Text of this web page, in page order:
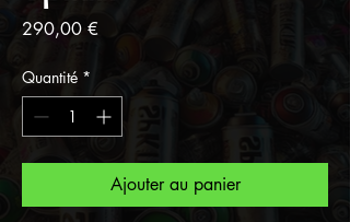
290,00 €
Quantité *
Ajouter au panier